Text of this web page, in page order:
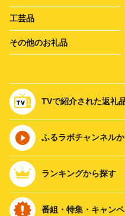
工芸品
その他のお礼品
TVで紹介された返礼
ふるラボチャンネル
ランキングから探す
番組・特集・キャン